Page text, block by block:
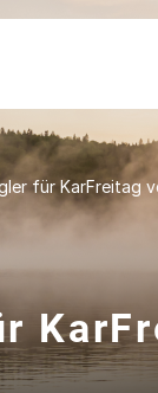
für KarFreitag